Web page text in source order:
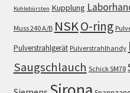
Kohlebürsten Kupplung
Muss 240 A/B NSKO-ring
Pulverstrahlgerät Pulverstrahlhandy
Saugschlauch Schick SM78